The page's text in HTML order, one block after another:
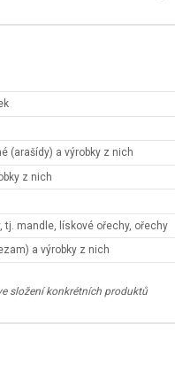
(arašídy) a výrobky z nich
z nich
tj. mandle, lískové ořechy, ořechy
a výrobky z nich
složení konkrétních produktů